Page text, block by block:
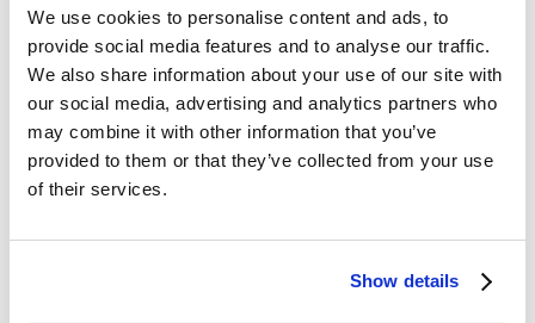
We use cookies to personalise content and ads, to
provide social media features and to analyse our traffic.
We also share information about your use of our site with
our social media, advertising and analytics partners who
may combine it with other information that you’ve
provided to them or that they’ve collected from your use
of their services.
Show details
größentabelle
ARTIKEL DETAILS
BESCHREIBUNG
HM3010548
- Hackett London
- Aufgesetzte Knopfleiste für einen lässigeren Look
LIEFERUNG UND RÜCKGABE
Kostenlose Lieferung und Rückgabe